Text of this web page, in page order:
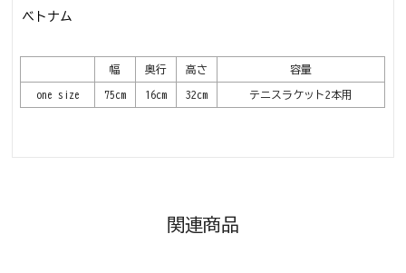
ベトナム
幅 奥行 高さ 容量
one size 75cm 16cm 32cm テニスラケット2本用
関連商品